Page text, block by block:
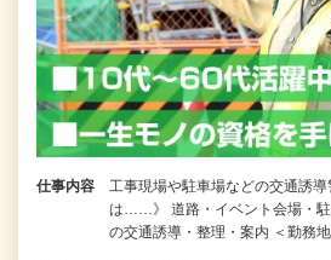
仕事内容
工事現場や駐車場などの交通誘
は……》 道路・イベント会場・
の交通誘導・整理・案内 ＜勤務